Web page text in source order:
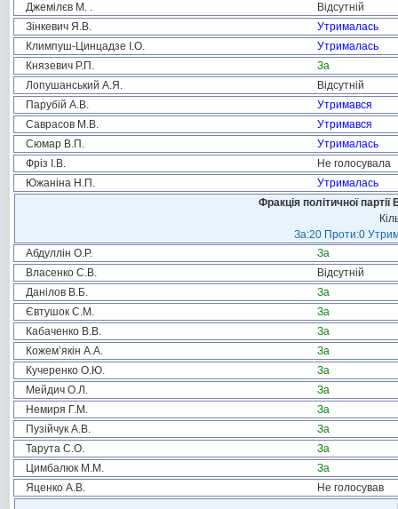
Джемілєв М. .
Відсутній
Зінкевич Я.В.
Утрималась
Климпуш-Цинцадзе І.О.
Утрималась
Князевич Р.П.
За
Лопушанський А.Я.
Відсутній
Парубій А.В.
Утримався
Саврасов М.В.
Утримався
Сюмар В.П.
Утрималась
Фріз І.В.
Не голосувала
Южаніна Н.П.
Утрималась
Фракція політичної
За:20 Проти:0
Абдуллін О.Р.
За
Власенко С.В.
Відсутній
Данілов В.Б.
За
Євтушок С.М.
За
Кабаченко В.В.
За
Кожем’якін А.А.
За
Кучеренко О.Ю.
За
Мейдич О.Л.
За
Немиря Г.М.
За
Пузійчук А.В.
За
Тарута С.О.
За
Цимбалюк М.М.
За
Яценко А.В.
Не голосував